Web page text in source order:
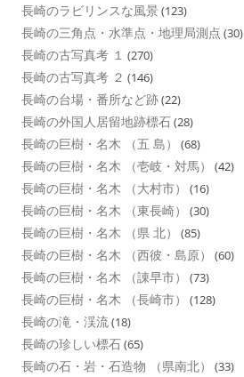
長崎のラビリンスな風景 (123)
長崎の三角点・水準点・地理局測点 (30)
長崎の古写真考 １ (270)
長崎の古写真考 ２ (146)
長崎の台場・番所など跡(22)
長崎の外国人居留地跡標石(28)
長崎の巨樹・名木 （五 島） (68)
長崎の巨樹・名木 （壱岐・対馬） (42)
長崎の巨樹・名木 （大村市） (16)
長崎の巨樹・名木 （東長崎） (30)
長崎の巨樹・名木 （県 北） (85)
長崎の巨樹・名木 （西彼・島原） (60)
長崎の巨樹・名木 （諌早市） (73)
長崎の巨樹・名木 （長崎市） (128)
長崎の滝・渓流(18)
長崎の珍しい標石(65)
長崎の石・岩・石造物 （県南北） (33)